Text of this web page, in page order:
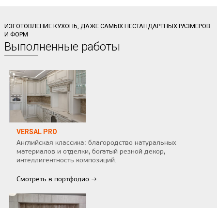
ИЗГОТОВЛЕНИЕ КУХОНЬ, ДАЖЕ САМЫХ НЕСТАНДАРТНЫХ РАЗМЕРОВ
И ФОРМ
Выполненные работы
VERSAL PRO
Английская классика: благородство натуральных
материалов и отделки, богатый резной декор,
интеллигентность композиций.
Смотреть в портфолио →